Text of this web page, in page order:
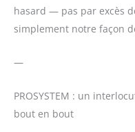
hasard — pas par excès
simplement notre façon
—
PROSYSTEM : un
bout en bout